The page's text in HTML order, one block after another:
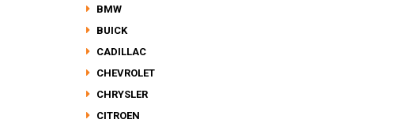
BMW
BUICK
CADILLAC
CHEVROLET
CHRYSLER
CITROEN